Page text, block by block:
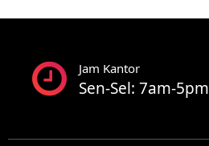
Jam Kantor
Sen-Sel: 7am-5pm